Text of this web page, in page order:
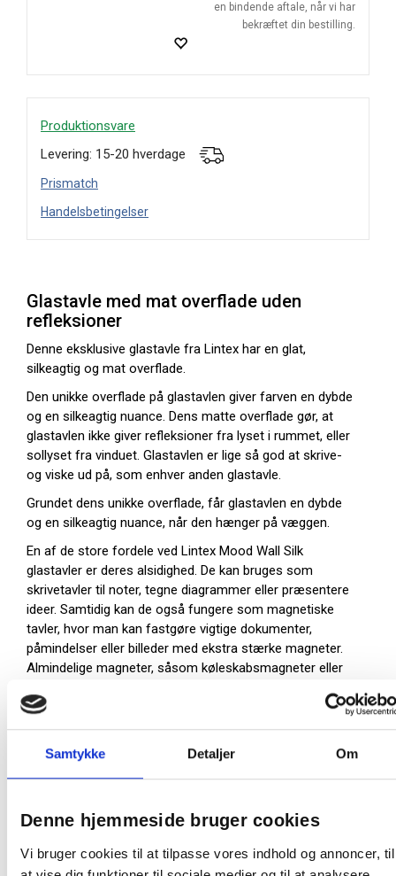
Samtykke Detaljer Om
Denne hjemmeside bruger cookies
Vi bruger cookies til at tilpasse vores indhold og annoncer, til
en bindende aftale, når vi har
bekræftet din bestilling.
Produktionsvare
Levering: 15-20 hverdage
Prismatch
Handelsbetingelser
Glastavle med mat overflade uden
refleksioner
Denne eksklusive glastavle fra Lintex har en glat,
silkeagtig og mat overflade.
Den unikke overflade på glastavlen giver farven en dybde
og en silkeagtig nuance. Dens matte overflade gør, at
glastavlen ikke giver refleksioner fra lyset i rummet, eller
sollyset fra vinduet. Glastavlen er lige så god at skrive-
og viske ud på, som enhver anden glastavle.
Grundet dens unikke overflade, får glastavlen en dybde
og en silkeagtig nuance, når den hænger på væggen.
En af de store fordele ved Lintex Mood Wall Silk
glastavler er deres alsidighed. De kan bruges som
skrivetavler til noter, tegne diagrammer eller præsentere
ideer. Samtidig kan de også fungere som magnetiske
tavler, hvor man kan fastgøre vigtige dokumenter,
påmindelser eller billeder med ekstra stærke magneter.
Almindelige magneter, såsom køleskabsmagneter eller
til at fastgøre genstande på glastavler.
Lintex Mood Silk Wall glastavler er nemme at rengøre.
Tavlen viskes ren med en tavlevisker og rengøres med
en microfiberklud. Ved ekstra rengøring, skal man blot
klud, og vent med at skrive på tavlen i ca. 15 minutter,
indtil tavlen er helt tør. Den mindste smule fugt gør, at
tavlen ikke fungerer optimalt.